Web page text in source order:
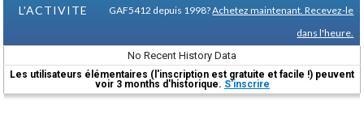
L'ACTIVITE
GAF5412 depuis 1998?Achetez maintenant. Recevez-le
dans l'heure.
No Recent History Data
Les utilisateurs élémentaires (l'inscription est gratuite et facile !) peuvent
voir 3 months d'historique. S'inscrire